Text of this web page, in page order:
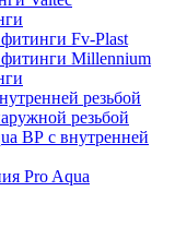
Fv-Plast
Millennium
резьбой
резьбой
ВР с внутренней
Pro Aqua